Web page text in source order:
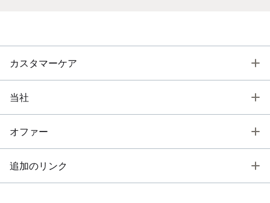
カスタマーケア
当社
オファー
追加のリンク